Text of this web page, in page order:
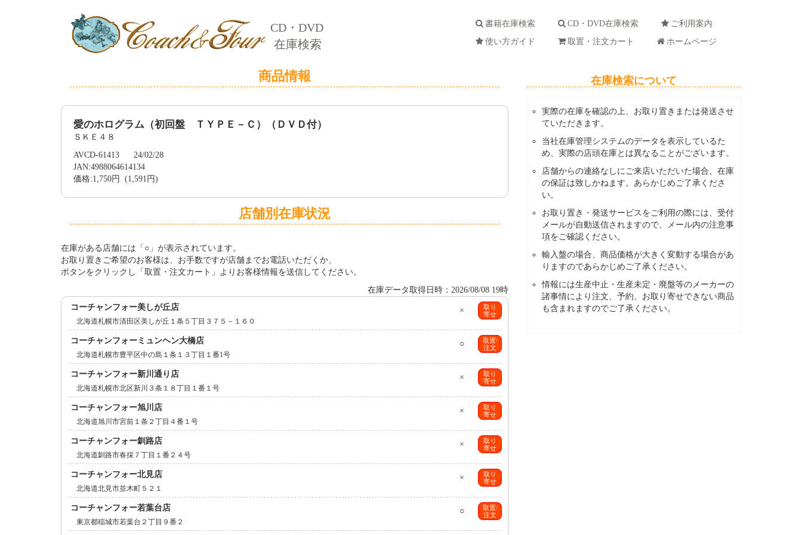
CD・DVD
在庫検索
書籍在庫検索 CD・DVD在庫検索
ご利用案内
使い方ガイド
取置・注文カート ホームページ
商品情報
愛のホログラム（初回盤 ＴＹＰＥ－Ｃ）（ＤＶＤ付）
ＳＫＥ４８
AVCD-61413 24/02/28
JAN:4988064614134
価格:1,750円 (1,591円)
店舗別在庫状況
在庫がある店舗には「○」が表示されています。
お取り置きご希望のお客様は、お手数ですが店舗までお電話いただくか、
ボタンをクリックし「取置・注文カート」よりお客様情報を送信してください。
在庫データ取得日時：2026/08/08 19時
取り
寄せ
×
コーチャンフォー美しが丘店
北海道札幌市清田区美しが丘１条５丁目３７５－１６０
取置/
注文
○
コーチャンフォーミュンヘン大橋店
北海道札幌市豊平区中の島１条１３丁目１番1号
取り
寄せ
×
コーチャンフォー新川通り店
北海道札幌市北区新川３条１８丁目１番１号
取り
寄せ
×
コーチャンフォー旭川店
北海道旭川市宮前１条２丁目４番１号
取り
寄せ
×
コーチャンフォー釧路店
北海道釧路市春採７丁目１番２４号
取り
寄せ
×
コーチャンフォー北見店
北海道北見市並木町５２１
取置/
注文
○
コーチャンフォー若葉台店
東京都稲城市若葉台２丁目９番２
在庫検索について
実際の在庫を確認の上、お取り置きまたは発送させ
ていただきます。
当社在庫管理システムのデータを表示しているた
め、実際の店頭在庫とは異なることがございます。
店舗からの連絡なしにご来店いただいた場合、在庫
の保証は致しかねます。あらかじめご了承くださ
い。
お取り置き・発送サービスをご利用の際には、受付
メールが自動送信されますので、メール内の注意事
項をご確認ください。
輸入盤の場合、商品価格が大きく変動する場合があ
りますのであらかじめご了承ください。
情報には生産中止・生産未定・廃盤等のメーカーの
諸事情により注文、予約、お取り寄せできない商品
も含まれますのでご了承ください。